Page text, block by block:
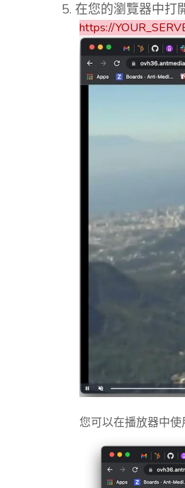
5. 在您的瀏覽器中打
https://
您可以在播放器中